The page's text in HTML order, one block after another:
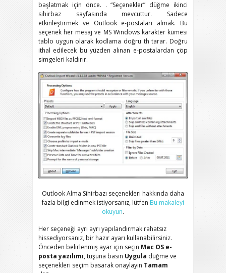
başlatmak için önce. . “Seçenekler” düğme ikinci
sihirbaz sayfasında mevcuttur. Sadece
etkinleştirmek ve Outlook e-postaları almak. Bu
seçenek her mesaj ve MS Windows karakter kümesi
tablo uygun olarak kodlama doğru th tarar. Doğru
ithal edilecek bu yüzden alınan e-postalardan çöp
simgeleri kaldırır.
Outlook Alma Sihirbazı seçenekleri hakkında daha
fazla bilgi edinmek istiyorsanız, lütfen Bu makaleyi
okuyun.
Her seçeneği ayrı ayrı yapılandırmak rahatsız
hissediyorsanız, bir hazır ayarı kullanabilirsiniz.
Önceden belirlenmiş ayar için seçin Mac OS e-
posta yazılımı, tuşuna basın Uygula düğme ve
seçenekleri seçim basarak onaylayın Tamam